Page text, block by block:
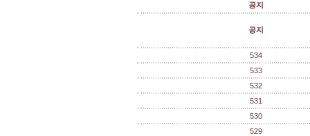
공지
공지
534
533
532
531
530
529